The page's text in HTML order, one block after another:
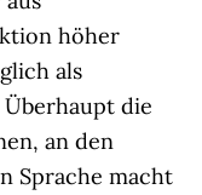
höher
als
die
an den
Sprache macht